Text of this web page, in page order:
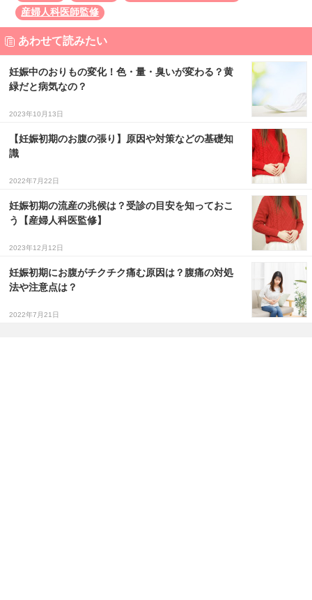
産婦人科医師監修
あわせて読みたい
妊娠中のおりもの変化！色・量・臭いが変わる？黄
緑だと病気なの？
2023年10月13日
【妊娠初期のお腹の張り】原因や対策などの基礎知
識
2022年7月22日
妊娠初期の流産の兆候は？受診の目安を知っておこ
う【産婦人科医監修】
2023年12月12日
妊娠初期にお腹がチクチク痛む原因は？腹痛の対処
法や注意点は？
2022年7月21日